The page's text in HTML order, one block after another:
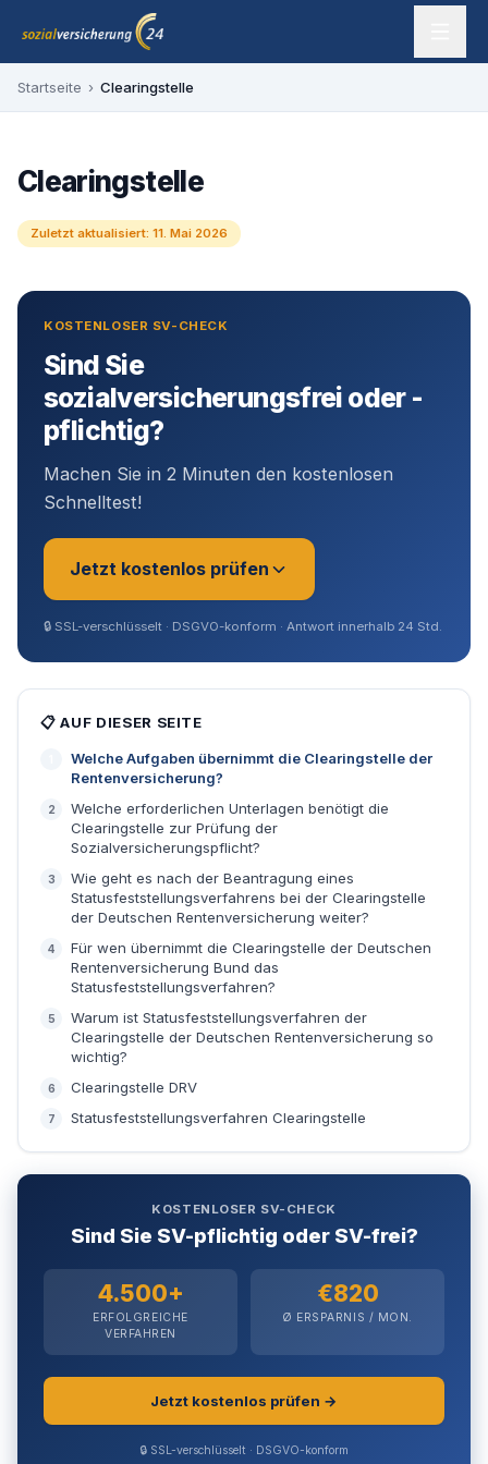
Zum Inhalt springen
sozialversicherung24 — Ihr Experte für SV-Befreiung
Startseite › Clearingstelle
Clearingstelle
Zuletzt aktualisiert: 11. Mai 2026
KOSTENLOSER SV-CHECK
Sind Sie
sozialversicherungsfrei oder -
pflichtig?
Machen Sie in 2 Minuten den kostenlosen
Schnelltest!
Jetzt kostenlos prüfen
Geschäftsführer (Angestellt /
Gesellschafter)
Selbstständig / Unternehmer
Angestellter
🔒 SSL-verschlüsselt · DSGVO-konform · Antwort innerhalb 24 Std.
📋 AUF DIESER SEITE
Welche Aufgaben übernimmt die Clearingstelle der
Rentenversicherung?
Welche erforderlichen Unterlagen benötigt die
Clearingstelle zur Prüfung der
Sozialversicherungspflicht?
Wie geht es nach der Beantragung eines
Statusfeststellungsverfahrens bei der Clearingstelle
der Deutschen Rentenversicherung weiter?
Für wen übernimmt die Clearingstelle der Deutschen
Rentenversicherung Bund das
Statusfeststellungsverfahren?
Warum ist Statusfeststellungsverfahren der
Clearingstelle der Deutschen Rentenversicherung so
wichtig?
Clearingstelle DRV
Statusfeststellungsverfahren Clearingstelle
KOSTENLOSER SV-CHECK
Sind Sie SV-pflichtig oder SV-frei?
4.500+
ERFOLGREICHE
VERFAHREN
€820
Ø ERSPARNIS / MON.
Jetzt kostenlos prüfen →
🔒 SSL-verschlüsselt · DSGVO-konform